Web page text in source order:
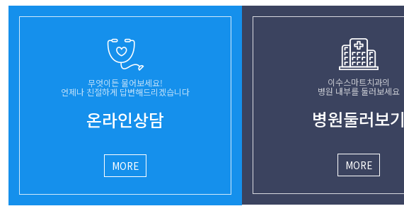
무엇이든 물어보세요!
언제나 친절하게 답변해드리겠습니다
온라인상담
MORE
이수스마트치과의
병원 내부를 둘러보세요
병원둘러보기
MORE